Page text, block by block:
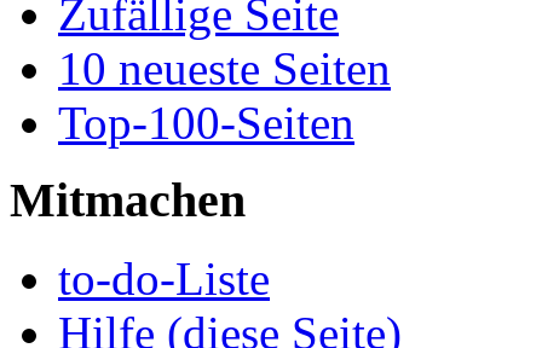
Zufällige Seite
10 neueste Seiten
Top-100-Seiten
Mitmachen
to-do-Liste
Hilfe (diese Seite)